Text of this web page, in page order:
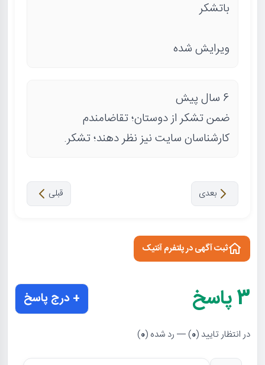
باتشکر
ویرایش شده
6 سال پیش
ضمن تشکر از دوستان؛ تقاضامندم
کارشناسان سایت نیز نظر دهند؛ تشکر.
قبلی بعدی
ثبت آگهی در پلتفرم آنتیک
3پاسخ + درج پاسخ
در انتظار تایید (0) — رد شده (0
)